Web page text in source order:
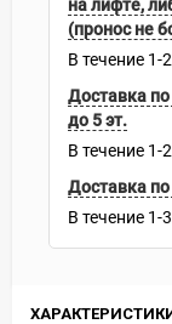
на лифте,
(пронос не
В течение 1-2
Доставка
до 5 эт.
В течение 1-2
Доставка
В течение 1-3